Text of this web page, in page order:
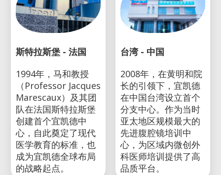
斯特拉斯堡 - 法国
1994年，马和教授
（Professor Jacques
Marescaux）及其团
队在法国斯特拉斯堡
创建首个宜凯德中
心，自此奠定了现代
医学教育的标准，也
成为宜凯德全球布局
的战略起点。
台湾 - 中国
2008年，在黄明和院
长的引领下，宜凯德
在中国台湾设立首个
分支中心。作为当时
亚太地区规模最大的
先进腹腔镜培训中
心，为区域内微创外
科医师培训提供了高
品质平台。